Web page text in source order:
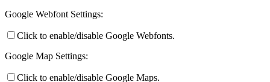
Google Webfont Settings:
Click to enable/disable Google Webfonts.
Google Map Settings:
Click to enable/disable Google Maps.